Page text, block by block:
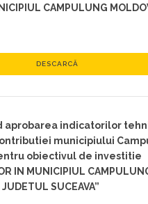
CAMPULUNG
DESCARCĂ
aprobarea indicatorilor
municipiului
obiectivul de investitie
IN MUNICIPIUL
SUCEAVA”